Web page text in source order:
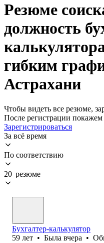
Резюме
должность
гибким
Астрахани
Чтобы видеть все резюме,
После регистрации
Зарегистрироваться
За всё время
По соответствию
20 резюме
Бухгалтер-калькулятор
59 лет • Была вчера •